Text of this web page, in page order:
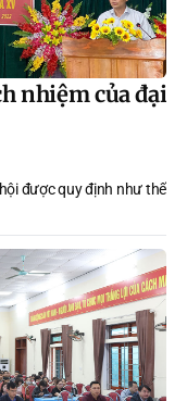
nhiệm của đại
được quy định như thế